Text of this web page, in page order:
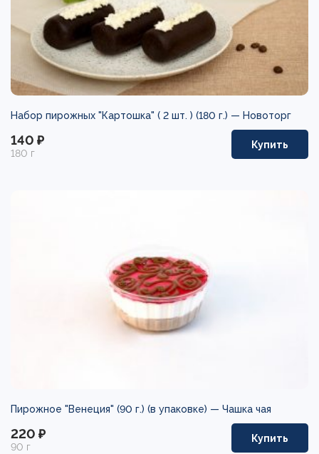
Набор пирожных "Картошка" ( 2 шт. ) (180 г.) — Новоторг
140 ₽
180 г
Купить
Пирожное "Венеция" (90 г.) (в упаковке) — Чашка чая
220 ₽
90 г
Купить